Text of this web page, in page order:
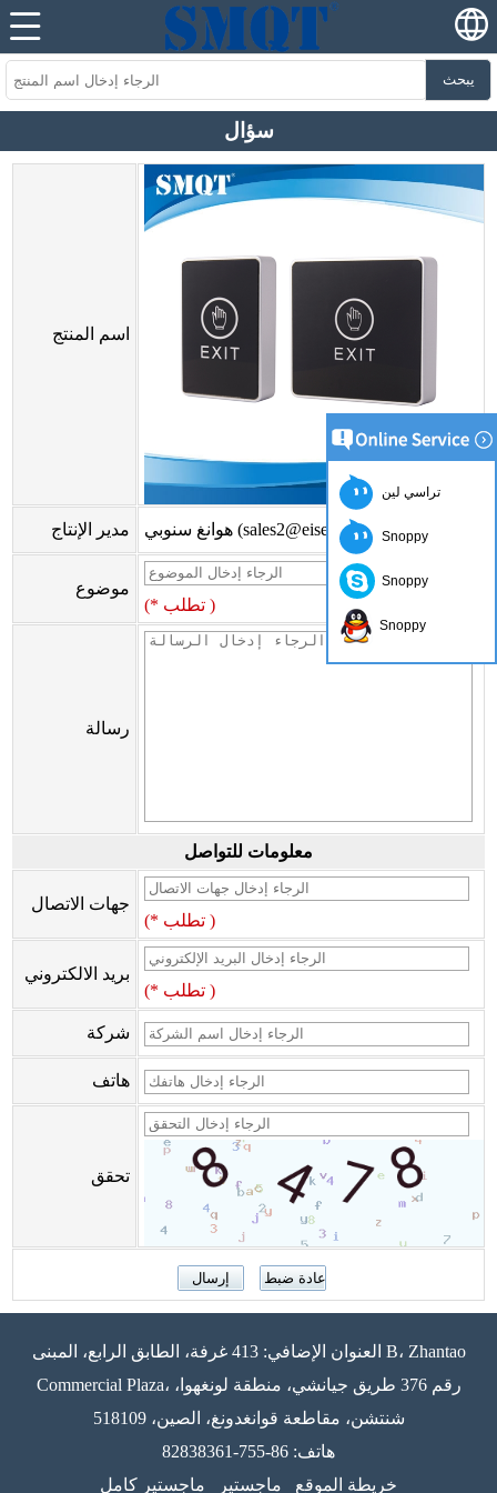
يبحث
سؤال
اسم المنتج
مدير الإنتاج هوانغ سنوبي (sales2@eiseis.com)
موضوع
(* تطلب )
رسالة
معلومات للتواصل
جهات الاتصال
(* تطلب )
بريد الالكتروني
(* تطلب )
شركة
هاتف
تحقق
العنوان الإضافي: 413 غرفة، الطابق الرابع، المبنى B، Zhantao
Commercial Plaza، رقم 376 طريق جيانشي، منطقة لونغهوا،
شنتشن، مقاطعة قوانغدونغ، الصين، 518109
هاتف: 86-755-82838361
خريطة الموقع
ماجستير ماجستير كامل
تراسي لين
Snoppy
Snoppy
Snoppy